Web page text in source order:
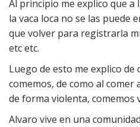
Al principio me explico que a
la vaca loca no se las puede
que volver para registrarla
etc etc.
Luego de esto me explico de
comemos, de como al comer
de forma violenta, comemos
Alvaro vive en una